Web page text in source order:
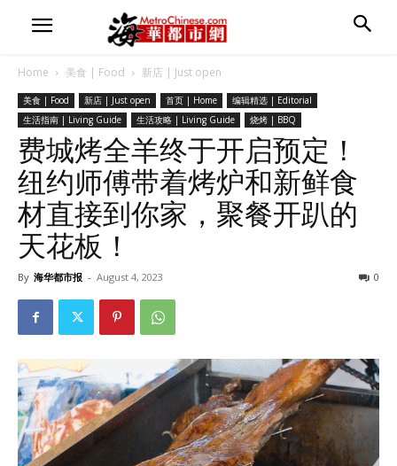
Home 美食 | Food 新店 | Just open
美食 | Food 新店 | Just open 首页 | Home
编辑精选 | Editorial
生活指南 | Living Guide
生活攻略 | Living Guide 烧烤 | BBQ
费城烤全羊终于开启预定！
纽约师傅带着烤炉和新鲜食
材直接到你家，聚餐开趴的
天花板！
By 海华都市报 - August 4, 2023 0